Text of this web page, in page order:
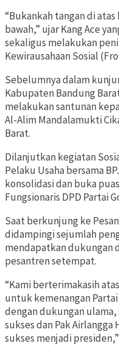
“Bukankah tangan di
bawah,” ujar Kang Ace
sekaligus melakukan
Kewirausahaan Sosial
Sebelumnya dalam
Kabupaten Bandung
melakukan santunan
Al-Alim Mandalamukti
Barat.
Dilanjutkan kegiatan
Pelaku Usaha bersama
konsolidasi dan buka
Fungsionaris DPD Partai
Saat berkunjung ke
didampingi sejumlah
mendapatkan dukungan
pesantren setempat.
“Kami berterimakasih
untuk kemenangan
dengan dukungan ulama,
sukses dan Pak
sukses menjadi